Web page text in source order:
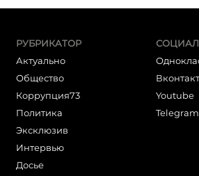
РУБРИКАТОР
Актуально
Общество
Коррупция73
Политика
Эксклюзив
Интервью
Досье
Youtube
Telegram